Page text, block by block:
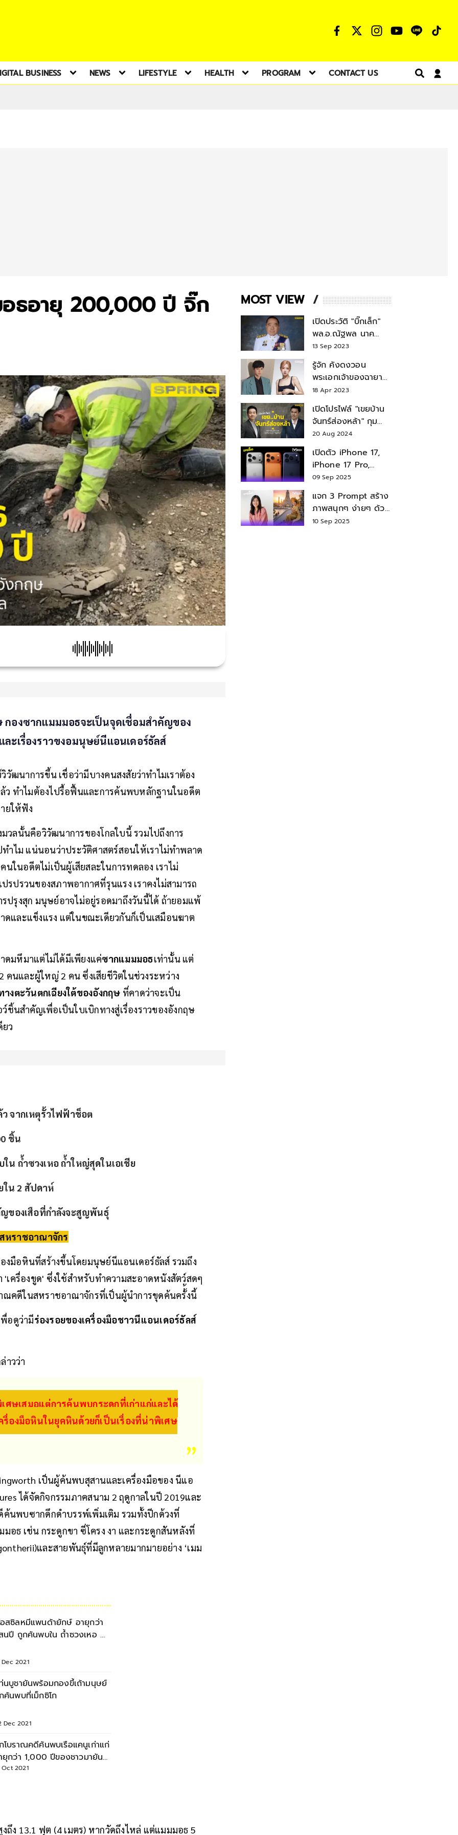
BUSINESS NEWS LIFESTYLE HEALTH PROGRAM CONTACT US
ธอายุ 200,000 ปี จิ๊ก
องซากแมมมอธจะเป็นจุดเชื่อมสำคัญของ
ะเรื่องราวขงอมนุษย์นีแอนเดอร์ธัลส์
ฒนาการขึ้น เชื่อว่ามีบางคนสงสัยว่าทำไมเราต้อง
ล้ว ทำไมต้องไปรื้อฟื้นและการค้นพบหลักฐานในอดีต
ยให้ฟัง
วลนั้นคือวิวัฒนาการของโกลใบนี้ รวมไปถึงการ
ทำไม แน่นอนว่าประวัติศาสตร์สอนให้เราไม่ทำพลาด
นในอดีตไม่เป็นผู้เสียสละในการทดลอง เราไม่
ปรวนของสภาพอากาศที่รุนแรง เราคงไม่สามารถ
ปรุงสุก มนุษย์อาจไม่อยู่รอดมาถึงวันนี้ได้ ถ้ายอมแพ้
และแข็งแรง แต่ในขณะเดียวกันก็เป็นเสมือนฆาต
ดมหึมาแต่ไม่ได้มีเพียงแค่ซากแมมมอธเท่านั้น แต่
คนและผู้ใหญ่ 2 คน ซึ่งเสียชีวิตในช่วงระหว่าง
างตะวันตกเฉียงใต้ของอังกฤษ ที่คาดว่าจะเป็น
ชิ้นสำคัญเพื่อเป็นใบเบิกทางสู่เรื่องราวของอังกฤษ
ว
จากเหตุรั้วไฟฟ้าช็อต
ชิ้น
ถ้ำซวงเหอ ถ้ำใหญ่สุดในเอเชีย
ใน 2 สัปดาห์
ญของเสือที่กำลังจะสูญพันธุ์
หราชอาณาจักร
มือหินที่สร้างขึ้นโดยมนุษย์นีแอนเดอร์ธัลส์ รวมถึง
เครื่องขูด' ซึ่งใช้สำหรับทำความสะอาดหนังสัตว์สดๆ
ณคดีในสหราชอาณาจักรที่เป็นผู้นำการขุดค้นครั้้งนี้
อดูว่ามีร่องรอยของเครื่องมือชาวนีแอนเดอร์ธัลส์
าวว่า
ศษเสมอแต่การค้นพบกระดูกที่เก่าแก่และได้
รื่องมือหินในยุคหินด้วยก็เป็นเรื่องที่น่าพิเศษ
เป็นผู้ค้นพบสุสานและเครื่องมือของ นีแอ
ได้จัดกิจกรรมภาคสนาม 2 ฤดูกาลในปี 2019และ
นพบซากดึกดำบรรพ์เพิ่มเติม รวมทั้งปีกด้วงที่
อธ เช่น กระดูกขา ซี่โครง งา และกระดูกสันหลังที่
และสายพันธุ์ที่มีลูกหลายมากมายอย่าง ‘เมม
สซิลหมีแพนด้ายักษ์ อายุกว่า
ใน ถ้ำซวงเหอ ถ้ำ
Dec 2021
นบูชายันพร้อมกองขี้เถ้ามนุษย์
ค้นพบที่เม็กซิโก
Dec 2021
โบราณคดีค้นพบเรือแคนูเก่าแก่
ยุกว่า 1,000 ปีของชาวมายัน
ม็กซิโก
Oct 2021
ง 13.1 ฟุต (4 เมตร) หากวัดถึงไหล่ แต่แมมมอธ 5
MOST VIEW
เปิดประวัติ "บิ๊กเล็ก"
พล.อ.ณัฐพล นาค
พาณิชย์ จากเลขาฯ
สมช.-เลขาฯ
รมว.กลาโหม
13 Sep 2023
รู้จัก คังดงวอน
พระเอกเจ้าของฉายา
สมบัติแห่งชาติ หลังมี
18 Apr 2023
เปิดโปรไฟล์ "เขยบ้าน
จันทร์ส่องหล้า" กุม
บังเหียนธุรกิจตระกูล
"ชินวัตร"
20 Aug 2024
เปิดตัว iPhone 17,
iPhone 17 Pro,
iPhone 17 Air สเปค
09 Sep 2025
แจก 3 Prompt สร้าง
ภาพสนุกๆ ง่ายๆ ด้วย
Nano Banana ใน
10 Sep 2025